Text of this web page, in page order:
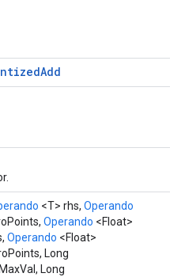
Add
<T> rhs, Operando
Operando <Float>
Operando <Float>
Long
Long